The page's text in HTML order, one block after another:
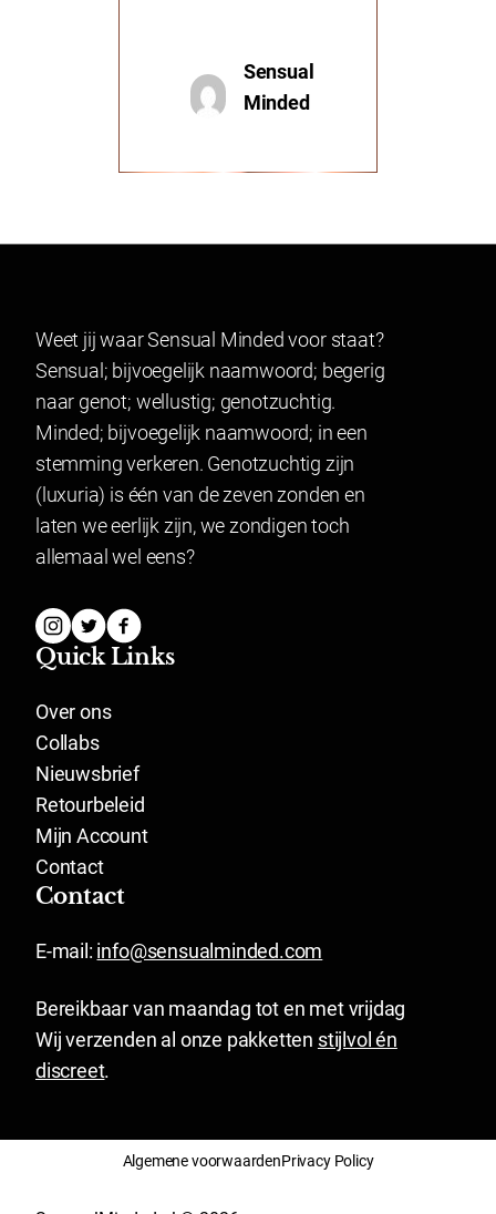
Sensual
Minded
Weet jij waar Sensual Minded voor staat?
Sensual; bijvoegelijk naamwoord; begerig
naar genot; wellustig; genotzuchtig.
Minded; bijvoegelijk naamwoord; in een
stemming verkeren. Genotzuchtig zijn
(luxuria) is één van de zeven zonden en
laten we eerlijk zijn, we zondigen toch
allemaal wel eens?
Quick Links
Over ons
Collabs
Nieuwsbrief
Retourbeleid
Mijn Account
Contact
Contact
E-mail: info@sensualminded.com
Bereikbaar van maandag tot en met vrijdag
Wij verzenden al onze pakketten stijlvol én
discreet.
Algemene voorwaardenPrivacy Policy